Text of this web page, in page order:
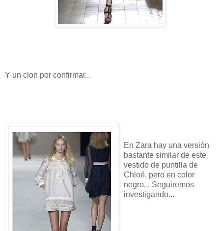
Y un clon por confirmar...
En Zara hay una versión
bastante similar de este
vestido de puntilla de
Chloé, pero en color
negro... Seguiremos
investigando...